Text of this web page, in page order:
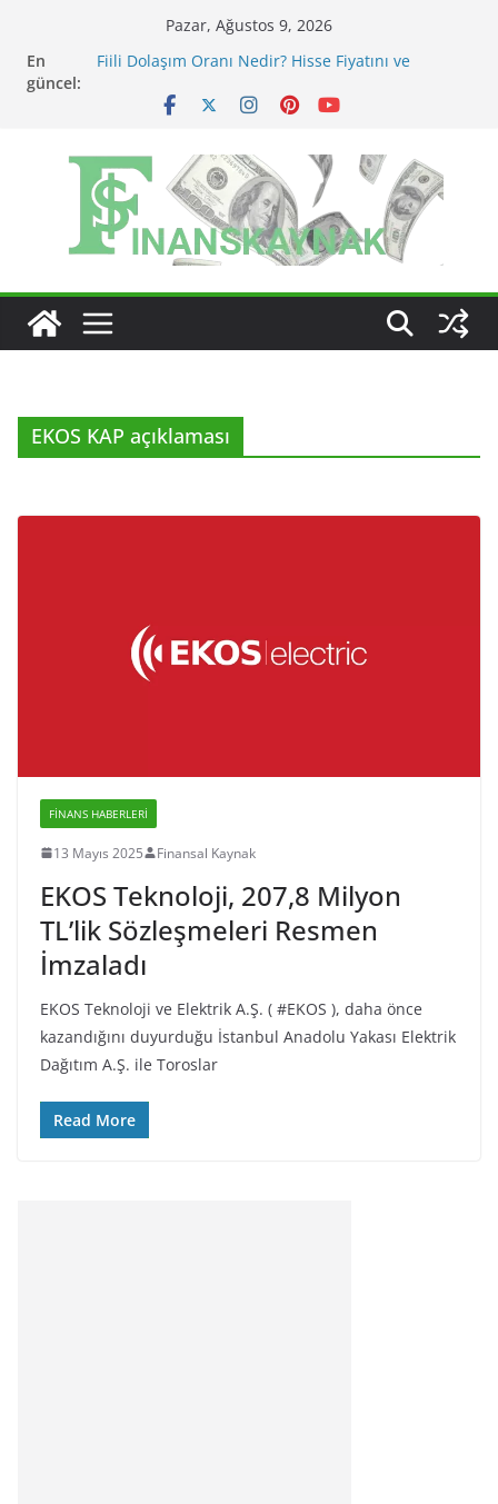
content
Pazar, Ağustos 9, 2026
En
güncel:
Fiili Dolaşım Oranı Nedir? Hisse Fiyatını ve
KAP Açıklaması Nasıl Okunur? Yatırımcı İçin Kritik
MSCI Endeks Değişiklikleri BIST Hisselerini Nasıl
Etkiler?
BIST Endeks Değişiklikleri Hisseleri Nasıl Etkiler?
BIST Sektör Endeksleri Nedir? Sektörel Rotasyon
Nasıl Takip Edilir?
EKOS KAP açıklaması
FINANS HABERLERI
13 Mayıs 2025 Finansal Kaynak
EKOS Teknoloji, 207,8 Milyon
TL’lik Sözleşmeleri Resmen
İmzaladı
EKOS Teknoloji ve Elektrik A.Ş. ( #EKOS ), daha önce
kazandığını duyurduğu İstanbul Anadolu Yakası Elektrik
Dağıtım A.Ş. ile Toroslar
Read More